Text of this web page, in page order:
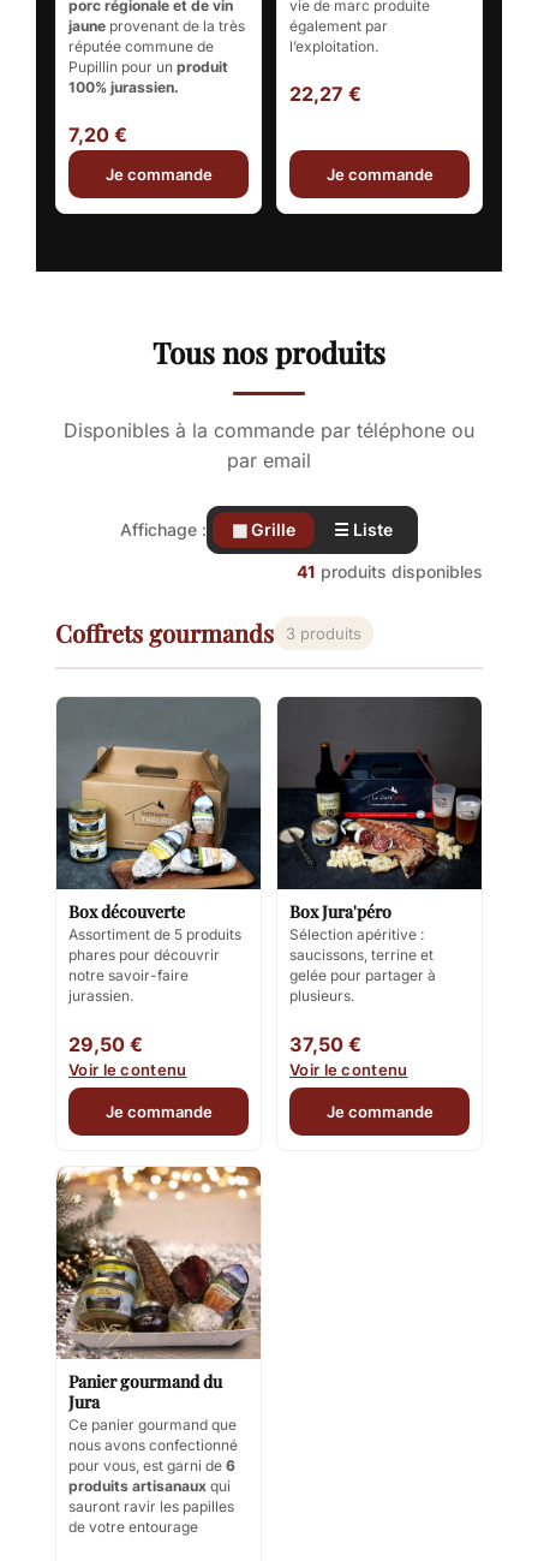
porc régionale et de vin
jaune provenant de la très
réputée commune de
Pupillin pour un produit
100% jurassien.
7,20 €
Je commande
vie de marc produite
également par
l’exploitation.
22,27 €
Je commande
Tous nos produits
Disponibles à la commande par téléphone ou
par email
Affichage : ▦ Grille ☰ Liste
41 produits disponibles
Coffrets gourmands 3 produits
Box découverte
Assortiment de 5 produits
phares pour découvrir
notre savoir-faire
jurassien.
29,50 €
Voir le contenu
Je commande
Box Jura'péro
Sélection apéritive :
saucissons, terrine et
gelée pour partager à
plusieurs.
37,50 €
Voir le contenu
Je commande
Panier gourmand du
Jura
Ce panier gourmand que
nous avons confectionné
pour vous, est garni de 6
produits artisanaux qui
sauront ravir les papilles
de votre entourage